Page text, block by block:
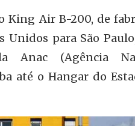
King Air B-200, de
Unidos para São
Anac (Agência
até o Hangar do